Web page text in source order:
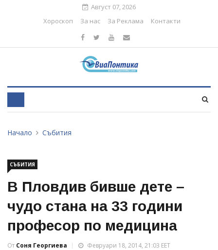
Август 07, 2026
Хороскоп
За нас За Реклама Контакти
Начало Събития
СЪБИТИЯ
В Пловдив бивше дете –
чудо стана на 33 години
професор по медицина
От Соня Георгиева
Февруари 18, 2014, 21:03 EET